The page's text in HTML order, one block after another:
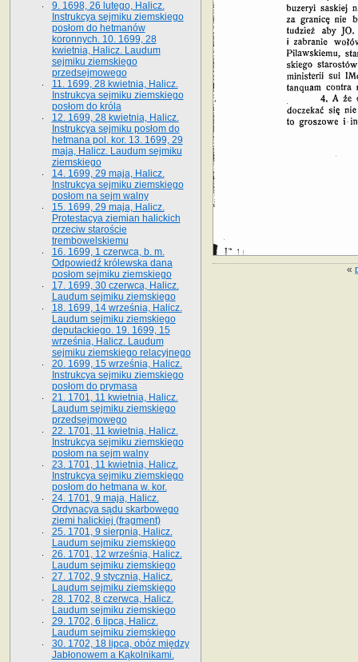
«
9. 1698, 26 lutego, Halicz.
Instrukcya sejmiku ziemskiego
posłom do hetmanów
koronnych. 10. 1699, 28
kwietnia, Halicz. Laudum
sejmiku ziemskiego
przedsejmowego
11. 1699, 28 kwietnia, Halicz.
Instrukcya sejmiku ziemskiego
posłom do króla
12. 1699, 28 kwietnia, Halicz.
Instrukcya sejmiku posłom do
hetmana pol. kor. 13. 1699, 29
maja, Halicz. Laudum sejmiku
ziemskiego
14. 1699, 29 maja, Halicz.
Instrukcya sejmiku ziemskiego
posłom na sejm walny
15. 1699, 29 maja, Halicz.
Protestacya ziemian halickich
przeciw staroście
trembowelskiemu
16. 1699, 1 czerwca, b. m.
Odpowiedź królewska dana
posłom sejmiku ziemskiego
17. 1699, 30 czerwca, Halicz.
Laudum sejmiku ziemskiego
18. 1699, 14 września, Halicz.
Laudum sejmiku ziemskiego
deputackiego. 19. 1699, 15
września, Halicz. Laudum
sejmiku ziemskiego relacyjnego
20. 1699, 15 września, Halicz.
Instrukcya sejmiku ziemskiego
posłom do prymasa
21. 1701, 11 kwietnia, Halicz.
Laudum sejmiku ziemskiego
przedsejmowego
22. 1701, 11 kwietnia, Halicz.
Instrukcya sejmiku ziemskiego
posłom na sejm walny
23. 1701, 11 kwietnia, Halicz.
Instrukcya sejmiku ziemskiego
posłom do hetmana w. kor.
24. 1701, 9 maja, Halicz.
Ordynacya sądu skarbowego
ziemi halickiej (fragment)
25. 1701, 9 sierpnia, Halicz.
Laudum sejmiku ziemskiego
26. 1701, 12 września, Halicz.
Laudum sejmiku ziemskiego
27. 1702, 9 stycznia, Halicz.
Laudum sejmiku ziemskiego
28. 1702, 8 czerwca, Halicz.
Laudum sejmiku ziemskiego
29. 1702, 6 lipca, Halicz.
Laudum sejmiku ziemskiego
30. 1702, 18 lipca, obóz między
Jabłonowem a Kąkolnikami.